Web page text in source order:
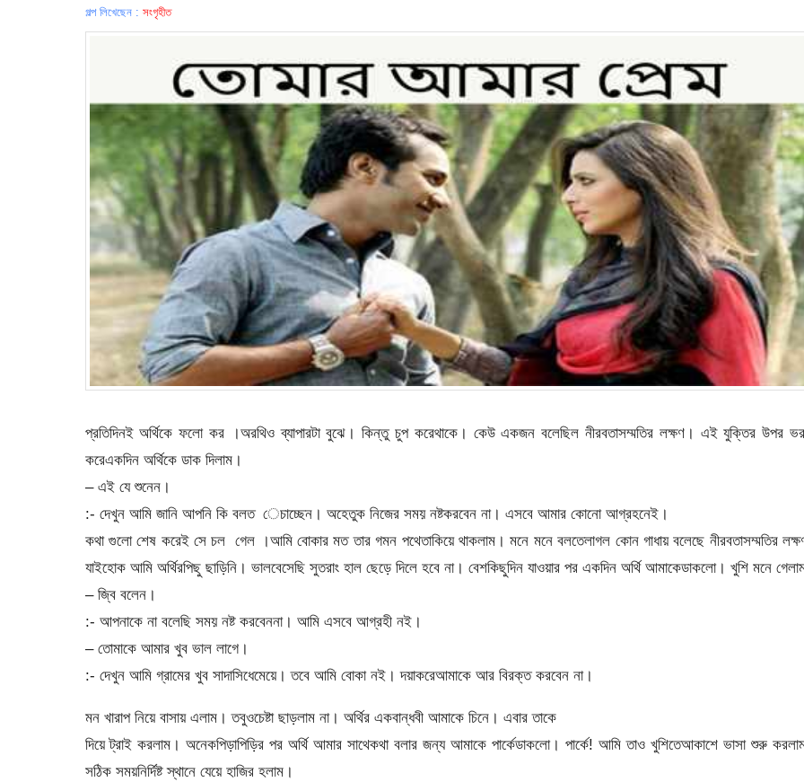
গল্প লিখেছেন : সংগৃহীত
প্রতিদিনই অর্থিকে ফলো কর ।অরথিও ব্যাপারটা বুঝে। কিন্তু চুপ করেথাকে। কেউ একজন বলেছিল নীরবতাসম্মতির লক্ষণ। এই যুক্তির উপর
করেএকদিন অর্থিকে ডাক দিলাম।
– এই যে শুনেন।
:- দেখুন আমি জানি আপনি কি বলত েচাচ্ছেন। অহেতুক নিজের সময় নষ্টকরবেন না। এসবে আমার কোনো আগ্রহনেই।
কথা গুলো শেষ করেই সে চল গেল ।আমি বোকার মত তার গমন পথেতাকিয়ে থাকলাম। মনে মনে বলতেলাগল কোন গাধায় বলেছে নীরবতাসম্মতির
যাইহোক আমি অর্থিরপিছু ছাড়িনি। ভালবেসেছি সুতরাং হাল ছেড়ে দিলে হবে না। বেশকিছুদিন যাওয়ার পর একদিন অর্থি আমাকেডাকলো। খুশি মনে
– জ্বি বলেন।
:- আপনাকে না বলেছি সময় নষ্ট করবেননা। আমি এসবে আগ্রহী নই।
– তোমাকে আমার খুব ভাল লাগে।
:- দেখুন আমি গ্রামের খুব সাদাসিধেমেয়ে। তবে আমি বোকা নই। দয়াকরেআমাকে আর বিরক্ত করবেন না।
মন খারাপ নিয়ে বাসায় এলাম। তবুওচেষ্টা ছাড়লাম না। অর্থির একবান্ধবী আমাকে চিনে। এবার তাকে
দিয়ে ট্রাই করলাম। অনেকপিড়াপিড়ির পর অর্থি আমার সাথেকথা বলার জন্য আমাকে পার্কেডাকলো। পার্কে! আমি তাও খুশিতেআকাশে ভাসা শুরু
সঠিক সময়নির্দিষ্ট স্থানে যেয়ে হাজির হলাম।